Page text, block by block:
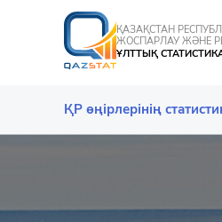
ҚАЗАҚСТАН
ЖОСПАРЛАУ ЖӘНЕ
ҰЛТТЫҚ
ҚР өңірлерінің